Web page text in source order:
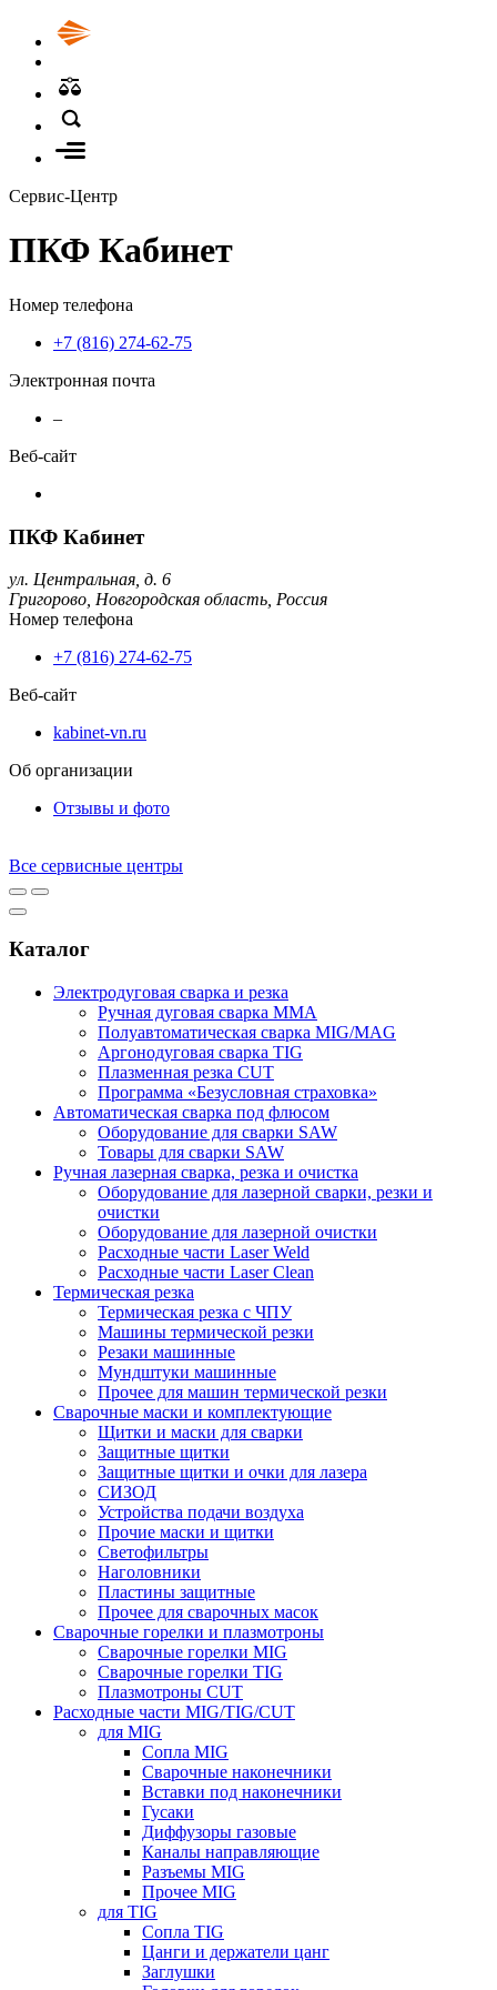
Сервис-Центр
ПКФ Кабинет
Номер телефона
+7 (816) 274-62-75
Электронная почта
–
Веб-сайт
ПКФ Кабинет
ул. Центральная, д. 6
Григорово, Новгородская область, Россия
Номер телефона
+7 (816) 274-62-75
Веб-сайт
kabinet-vn.ru
Об организации
Отзывы и фото
Все сервисные центры
Каталог
Электродуговая сварка и резка
Ручная дуговая сварка MMA
Полуавтоматическая сварка MIG/MAG
Аргонодуговая сварка TIG
Плазменная резка CUT
Программа «Безусловная страховка»
Автоматическая сварка под флюсом
Оборудование для сварки SAW
Товары для сварки SAW
Ручная лазерная сварка, резка и очистка
Оборудование для лазерной сварки, резки и
очистки
Оборудование для лазерной очистки
Расходные части Laser Weld
Расходные части Laser Clean
Термическая резка
Термическая резка с ЧПУ
Машины термической резки
Резаки машинные
Мундштуки машинные
Прочее для машин термической резки
Сварочные маски и комплектующие
Щитки и маски для сварки
Защитные щитки
Защитные щитки и очки для лазера
СИЗОД
Устройства подачи воздуха
Прочие маски и щитки
Светофильтры
Наголовники
Пластины защитные
Прочее для сварочных масок
Сварочные горелки и плазмотроны
Сварочные горелки MIG
Сварочные горелки TIG
Плазмотроны CUT
Расходные части MIG/TIG/CUT
для MIG
Сопла MIG
Сварочные наконечники
Вставки под наконечники
Гусаки
Диффузоры газовые
Каналы направляющие
Разъемы MIG
Прочее MIG
для TIG
Сопла TIG
Цанги и держатели цанг
Заглушки